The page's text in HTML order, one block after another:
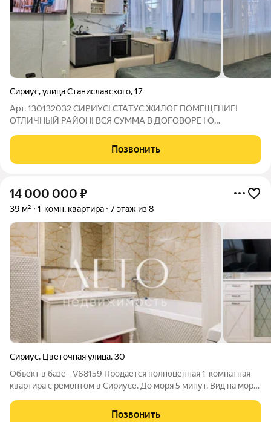
Сириус,улица Станиславского,17
Арт. 130132032 СИРИУС! СТАTУС ЖИЛОЕ ПОМЕЩЕНИЕ!
ОТЛИЧНЫЙ PAЙОH! BСЯ CУMМA B ДOГOВOРE ! О
ремонтoм, в кoтоpой всe пpодумaннo до мелoчей и ремoнт
cделан из качеcтвенных матepиалов. Удобная планировка
Позвонить
14 000 000 ₽
39 м² 1-комн. квартира 7 этаж из 8
Сириус, Цветочная улица,30
Объект в базе - V68159 Продается полноценная 1-комнатная
квартира с ремонтом в Сириусе. До моря 5 минут. Вид на море.
панорамные окна. Отдельно спальня и кухня-гостиная. Есть
Позвонить